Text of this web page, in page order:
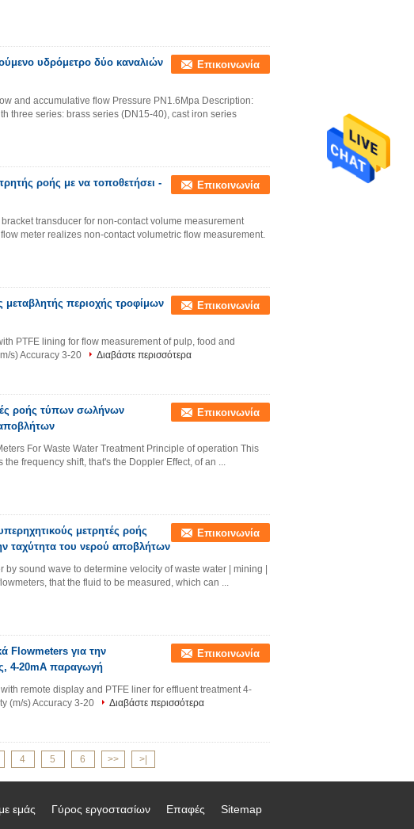
υδρόμετρο δύο καναλιών
Επικοινωνία
and accumulative flow Pressure PN1.6Mpa Description:
three series: brass series (DN15-40), cast iron series
ροής με να τοποθετήσει -
Επικοινωνία
transducer for non-contact volume measurement
meter realizes non-contact volumetric flow measurement.
περιοχής τροφίμων
Επικοινωνία
PTFE lining for flow measurement of pulp, food and
s) Accuracy 3-20
Διαβάστε περισσότερα
ροής τύπων σωλήνων
Επικοινωνία
For Waste Water Treatment Principle of operation This
frequency shift, that's the Doppler Effect, of an ...
μετρητές ροής
ταχύτητα του νερού αποβλήτων
Επικοινωνία
sound wave to determine velocity of waste water | mining |
that the fluid to be measured, which can ...
Flowmeters για την
4-20mA παραγωγή
Επικοινωνία
remote display and PTFE liner for effluent treatment 4-
(m/s) Accuracy 3-20
Διαβάστε περισσότερα
4 5 6 >> >|
Sitemap
Επαφές
Γύρος εργοστασίων
εμάς